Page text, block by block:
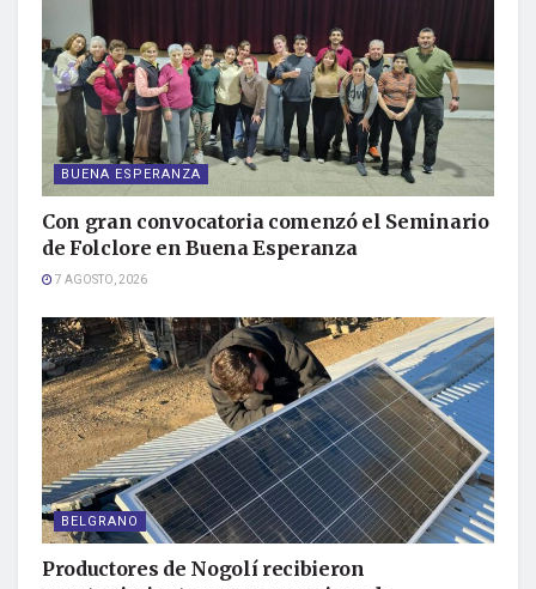
BUENA ESPERANZA
Con gran convocatoria comenzó el Seminario
de Folclore en Buena Esperanza
7 AGOSTO, 2026
BELGRANO
Productores de Nogolí recibieron